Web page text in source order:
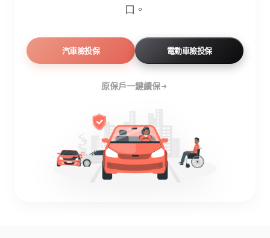
口。
汽車險投保 電動車險投保
原保戶一鍵續保